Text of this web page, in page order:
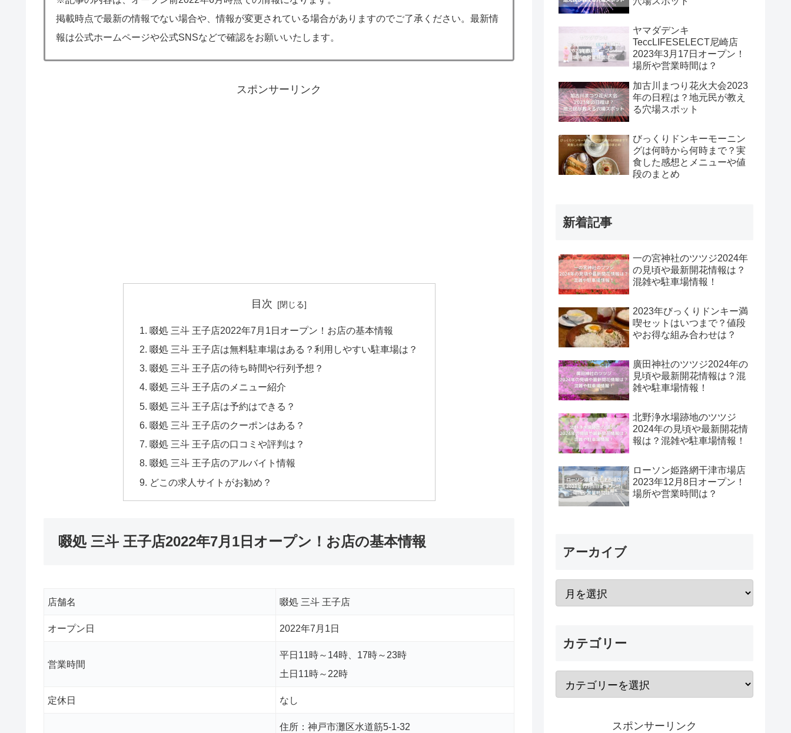
掲載時点で最新の情報でない場合や、情報が変更されている場合がありますのでご了承ください。最新情
報は公式ホームページや公式SNSなどで確認をお願いいたします。
スポンサーリンク
目次
啜処 三斗 王子店2022年7月1日オープン！お店の基本情報
啜処 三斗 王子店は無料駐車場はある？利用しやすい駐車場は？
啜処 三斗 王子店の待ち時間や行列予想？
啜処 三斗 王子店のメニュー紹介
啜処 三斗 王子店は予約はできる？
啜処 三斗 王子店のクーポンはある？
啜処 三斗 王子店の口コミや評判は？
啜処 三斗 王子店のアルバイト情報
どこの求人サイトがお勧め？
啜処 三斗 王子店2022年7月1日オープン！お店の基本情報
店舗名 啜処 三斗 王子店
オープン日 2022年7月1日
営業時間
平日11時～14時、17時～23時
土日11時～22時
定休日 なし
住所：神戸市灘区水道筋5-1-32
ヤマダデンキ
TeccLIFESELECT尼崎店
2023年3月17日オープン！
場所や営業時間は？
加古川まつり花火大会2023
年の日程は？地元民が教え
る穴場スポット
びっくりドンキーモーニン
グは何時から何時まで？実
食した感想とメニューや値
段のまとめ
新着記事
一の宮神社のツツジ2024年
の見頃や最新開花情報は？
混雑や駐車場情報！
2023年びっくりドンキー満
喫セットはいつまで？値段
やお得な組み合わせは？
廣田神社のツツジ2024年の
見頃や最新開花情報は？混
雑や駐車場情報！
北野浄水場跡地のツツジ
2024年の見頃や最新開花情
報は？混雑や駐車場情報！
ローソン姫路網干津市場店
2023年12月8日オープン！
場所や営業時間は？
アーカイブ
カテゴリー
スポンサーリンク